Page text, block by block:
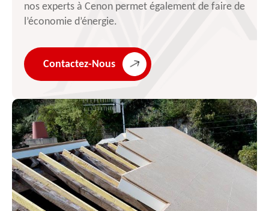
nos experts à Cenon permet également de faire de
l’économie d’énergie.
Contactez-Nous